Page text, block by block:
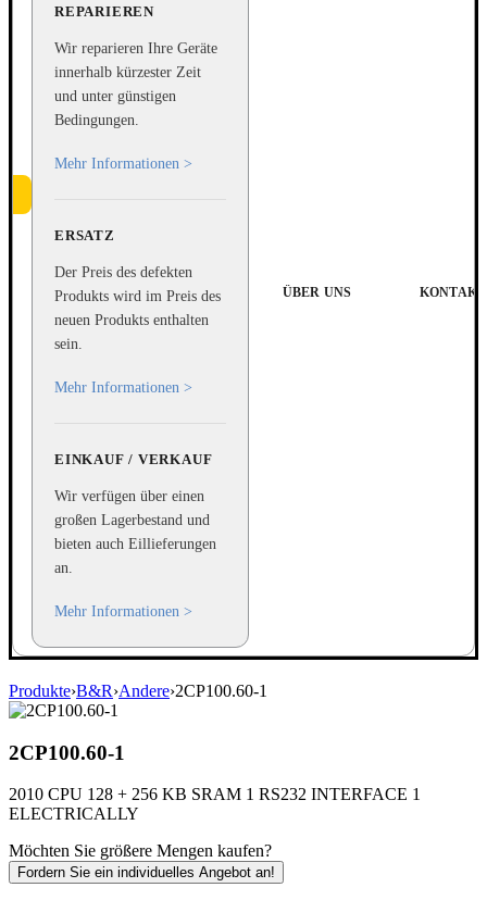
REPARIEREN
Wir reparieren Ihre Geräte
innerhalb kürzester Zeit
und unter günstigen
Bedingungen.
Mehr Informationen >
ERSATZ
Der Preis des defekten
Produkts wird im Preis des
neuen Produkts enthalten
sein.
Mehr Informationen >
EINKAUF / VERKAUF
Wir verfügen über einen
großen Lagerbestand und
bieten auch Eillieferungen
an.
Mehr Informationen >
ÜBER UNS KONTAKT
Produkte›B&R›Andere›2CP100.60-1
2CP100.60-1
2010 CPU 128 + 256 KB SRAM 1 RS232 INTERFACE 1
ELECTRICALLY
Möchten Sie größere Mengen kaufen?
Fordern Sie ein individuelles Angebot an!